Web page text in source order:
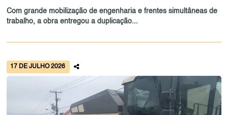
Com grande mobilização de engenharia e frentes simultâneas de
trabalho, a obra entregou a duplicação...
17 DE JULHO 2026